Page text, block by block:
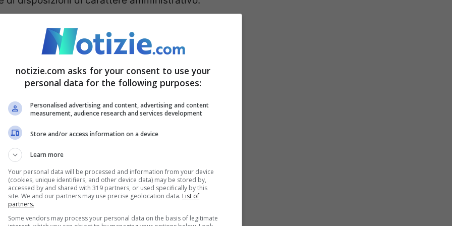
unico relativo alla
unici mancanti relativi alle imposte dirette
rientrerà poi nel Testo unico relativo alla
Parlamento. Verranno quindi ascoltate le
di categoria, in particolare dal settore dei
e inesistente è normato daldecreto
le sanzioni amministrative previste. Il
notizie.com asks for your consent to use your
personal data for the following purposes:
Personalised advertising and content, advertising and content
measurement, audience research and services development
Store and/or access information on a device
Learn more
Your personal data will be processed and information from your device
(cookies, unique identifiers, and other device data) may be stored by,
accessed by and shared with 319 partners, or used specifically by this
site. We and our partners may use precise geolocation data. List of
partners.
Some vendors may process your personal data on the basis of legitimate